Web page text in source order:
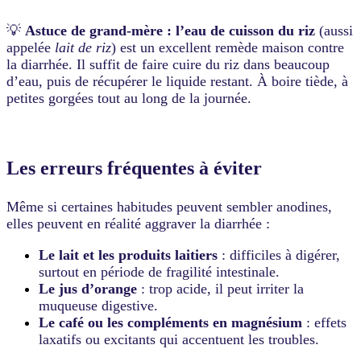
💡 Astuce de grand-mère : l’eau de cuisson du riz (aussi
appelée lait de riz) est un excellent remède maison contre
la diarrhée. Il suffit de faire cuire du riz dans beaucoup
d’eau, puis de récupérer le liquide restant. À boire tiède, à
petites gorgées tout au long de la journée.
Les erreurs fréquentes à éviter
Même si certaines habitudes peuvent sembler anodines,
elles peuvent en réalité aggraver la diarrhée :
Le lait et les produits laitiers : difficiles à digérer,
surtout en période de fragilité intestinale.
Le jus d’orange : trop acide, il peut irriter la
muqueuse digestive.
Le café ou les compléments en magnésium : effets
laxatifs ou excitants qui accentuent les troubles.